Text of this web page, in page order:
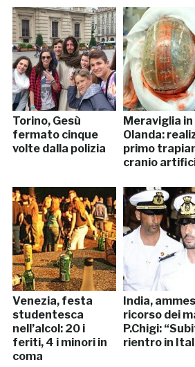
Torino, Gesù
fermato cinque
volte dalla polizia
Meraviglia in
Olanda:
primo
cranio
Venezia, festa
studentesca
nell’alcol: 20 i
feriti, 4 i minori in
coma
India,
ricorso dei
P.Chigi:
rientro in